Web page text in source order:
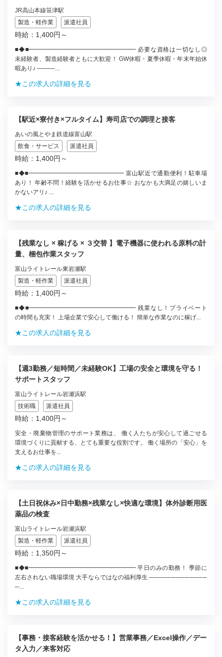
JR高山本線笹津駅
製造・軽作業
派遣社員
時給：1,400円～
■◆■━━━━━━━━━━━━━━━━━━ 必要な資格は一切なし◎
未経験者、製造経験者ともに大歓迎！ GW休暇・夏季休暇・年末年始休
暇あり♪ ────...
★この求人の詳細を見る
【駅近×寮付き×フルタイム】寿司店での調理と接客
あいの風とやま鉄道線富山駅
飲食・サービス
派遣社員
時給：1,400円～
■◆■━━━━━━━━━━━━━━━━ 富山駅近で通勤便利！駐車場
あり！ 年齢不問！経験を活かせるお仕事☆ おなかも大満足の嬉しいま
かないアリ♪ ...
★この求人の詳細を見る
【残業なし × 稼げる × ３交替 】電子機器に使われる原料の計
量、梱包作業スタッフ
富山ライトレール東岩瀬駅
製造・軽作業
派遣社員
時給：1,400円～
■◆■━━━━━━━━━━━━━━━━━━ 残業なし！プライベート
の時間も充実！ 上場企業で安心して働ける！ 簡単な作業なのに稼げ...
★この求人の詳細を見る
【週3勤務／短時間／未経験OK】工場の安全と環境を守る！
サポートスタッフ
富山ライトレール岩瀬浜駅
技術職
派遣社員
時給：1,400円～
安全・廃棄物管理のサポート業務は、 働く人たちが安心して過ごせる
環境づくりに貢献する、とても重要な役割です。 働く場所の「安心」を
支えるお仕事を...
★この求人の詳細を見る
【土日祝休み×日中勤務×残業なし×快適な環境】体外診断用医
薬品の検査
富山ライトレール岩瀬浜駅
製造・軽作業
派遣社員
時給：1,350円～
■◆■━━━━━━━━━━━━━━━━━━ 平日のみの勤務！ 季節に
左右されない職場環境 大手ならではなの福利厚生 ─────────────
─...
★この求人の詳細を見る
【事務・接客経験を活かせる！】営業事務／Excel操作／デー
タ入力／来客対応